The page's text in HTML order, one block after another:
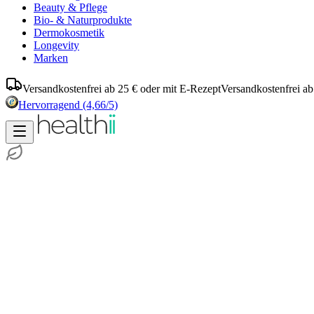
Beauty & Pflege
Bio- & Naturprodukte
Dermokosmetik
Longevity
Marken
Versandkostenfrei ab 25 € oder mit E-RezeptVersandkostenfrei
Hervorragend (4,66/5)